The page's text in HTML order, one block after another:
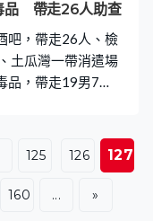
品 帶走26人助查
吧，帶走26人、檢
土瓜灣一帶消遣場
品，帶走19男7
125 126 127
160 ... »